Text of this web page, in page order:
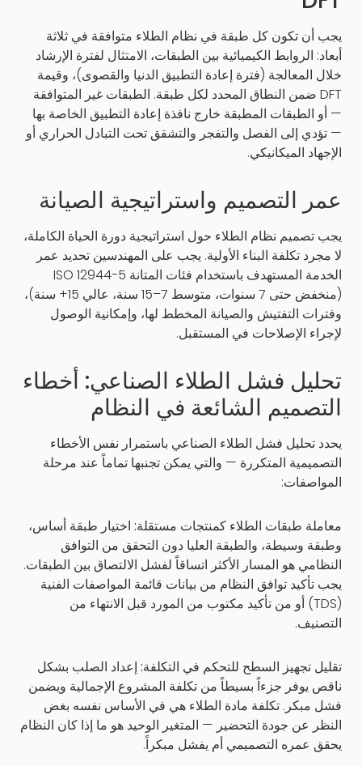
يجب أن تكون كل طبقة في نظام الطلاء متوافقة في ثلاثة
أبعاد: الروابط الكيميائية بين الطبقات، الامتثال لفترة الإرشاد
خلال المعالجة (فترة إعادة التطبيق الدنيا والقصوى)، وقيمة
DFT ضمن النطاق المحدد لكل طبقة. الطبقات غير المتوافقة
— أو الطبقات المطبقة خارج نافذة إعادة التطبيق الخاصة بها
— تؤدي إلى الفصل والتفجر والتشقق تحت التبادل الحراري أو
الإجهاد الميكانيكي.
عمر التصميم واستراتيجية الصيانة
يجب تصميم نظام الطلاء حول استراتيجية دورة الحياة الكاملة،
لا مجرد تكلفة البناء الأولية. يجب على المهندسين تحديد عمر
الخدمة المستهدف باستخدام فئات المتانة ISO 12944-5
(منخفض حتى 7 سنوات، متوسط 7–15 سنة، عالي 15+ سنة)،
وفترات التفتيش والصيانة المخطط لها، وإمكانية الوصول
لإجراء الإصلاحات في المستقبل.
تحليل فشل الطلاء الصناعي: أخطاء
التصميم الشائعة في النظام
يحدد تحليل فشل الطلاء الصناعي باستمرار نفس الأخطاء
التصميمية المتكررة — والتي يمكن تجنبها تماماً عند مرحلة
المواصفات:
معاملة طبقات الطلاء كمنتجات مستقلة: اختيار طبقة أساس،
وطبقة وسيطة، والطبقة العليا دون التحقق من التوافق
النظامي هو المسار الأكثر اتساقاً لفشل الالتصاق بين الطبقات.
يجب تأكيد توافق النظام من بيانات قائمة المواصفات الفنية
(TDS) أو من تأكيد مكتوب من المورد قبل الانتهاء من
التصنيف.
تقليل تجهيز السطح للتحكم في التكلفة:إعداد الصلب بشكل
ناقص يوفر جزءاً بسيطاً من تكلفة المشروع الإجمالية ويضمن
فشل مبكر. تكلفة مادة الطلاء هي في الأساس نفسه بغض
النظر عن جودة التحضير — المتغير الوحيد هو ما إذا كان النظام
يحقق عمره التصميمي أم يفشل مبكراً.